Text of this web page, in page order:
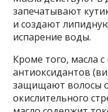
запечатывают
и создают
испарение воды.
Кроме того, масла
антиоксидантов
защищают волосы
окислительного